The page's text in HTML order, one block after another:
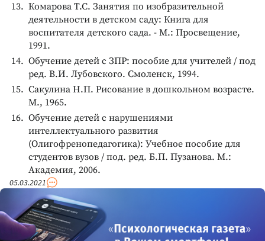
Комарова Т.С. Занятия по изобразительной
деятельности в детском саду: Книга для
воспитателя детского сада. - М.: Просвещение,
1991.
Обучение детей с ЗПР: пособие для учителей / под
ред. В.И. Лубовского. Смоленск, 1994.
Сакулина Н.П. Рисование в дошкольном возрасте.
М., 1965.
Обучение детей с нарушениями
интеллектуального развития
(Олигофренопедагогика): Учебное пособие для
студентов вузов / под. ред. Б.П. Пузанова. М.:
Академия, 2006.
05.03.2021